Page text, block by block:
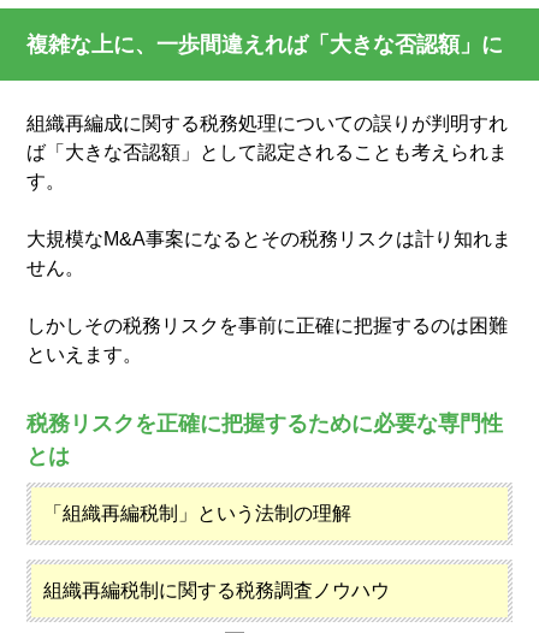
複雑な上に、一歩間違えれば「大きな否認額」に
組織再編成に関する税務処理についての誤りが判明すれ
ば「大きな否認額」として認定されることも考えられま
す。
大規模なM&A事案になるとその税務リスクは計り知れま
せん。
しかしその税務リスクを事前に正確に把握するのは困難
といえます。
税務リスクを正確に把握するために必要な専門性
とは
「組織再編税制」という法制の理解
組織再編税制に関する税務調査ノウハウ